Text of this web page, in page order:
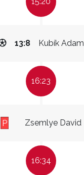
Kubík Adam
13:8
16:23
Zsemlye David
P
16:34